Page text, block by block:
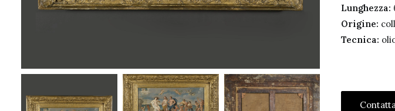
Lunghezza:
Origine:
Tecnica: